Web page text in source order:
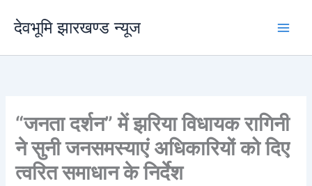
content
देवभूमि झारखण्ड न्यूज
“जनता दर्शन” में झरिया विधायक रागिनी
ने सुनी जनसमस्याएं अधिकारियों को दिए
त्वरित समाधान के निर्देश